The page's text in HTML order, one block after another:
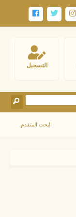
التسجيل
البحث المتقدم